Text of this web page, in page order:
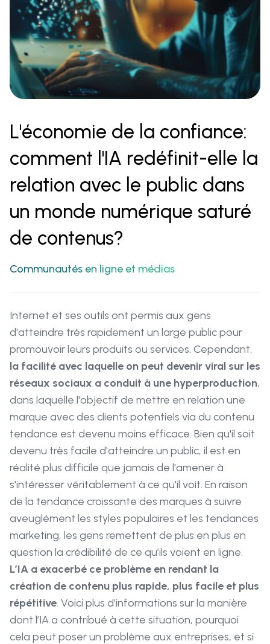
L'économie de la confiance:
comment l'IA redéfinit-elle la
relation avec le public dans
un monde numérique saturé
de contenus?
Communautés en ligne et médias‍
Internet et ses outils ont permis aux gens
d'atteindre très rapidement un large public pour
promouvoir leurs produits ou services. Cependant,
la facilité avec laquelle on peut devenir viral sur les
réseaux sociaux a conduit à une hyperproduction,
dans laquelle l'objectif de mettre en relation une
marque avec des clients potentiels via du contenu
tendance est devenu moins efficace. Bien qu'il soit
devenu très facile d'atteindre un public, il est en
réalité plus difficile que jamais de l'amener à
s'intéresser véritablement à ce qu'il voit. En raison
de la tendance croissante des marques à suivre
aveuglément les styles populaires et les tendances
marketing, les gens remettent de plus en plus en
question la crédibilité de ce qu’ils voient en ligne.
L’IA a exacerbé ce problème en rendant la
création de contenu plus rapide, plus facile et plus
répétitive. Voici plus d’informations sur la manière
dont l’IA a contribué à cette situation, pourquoi
cela peut poser un problème aux entreprises, et si